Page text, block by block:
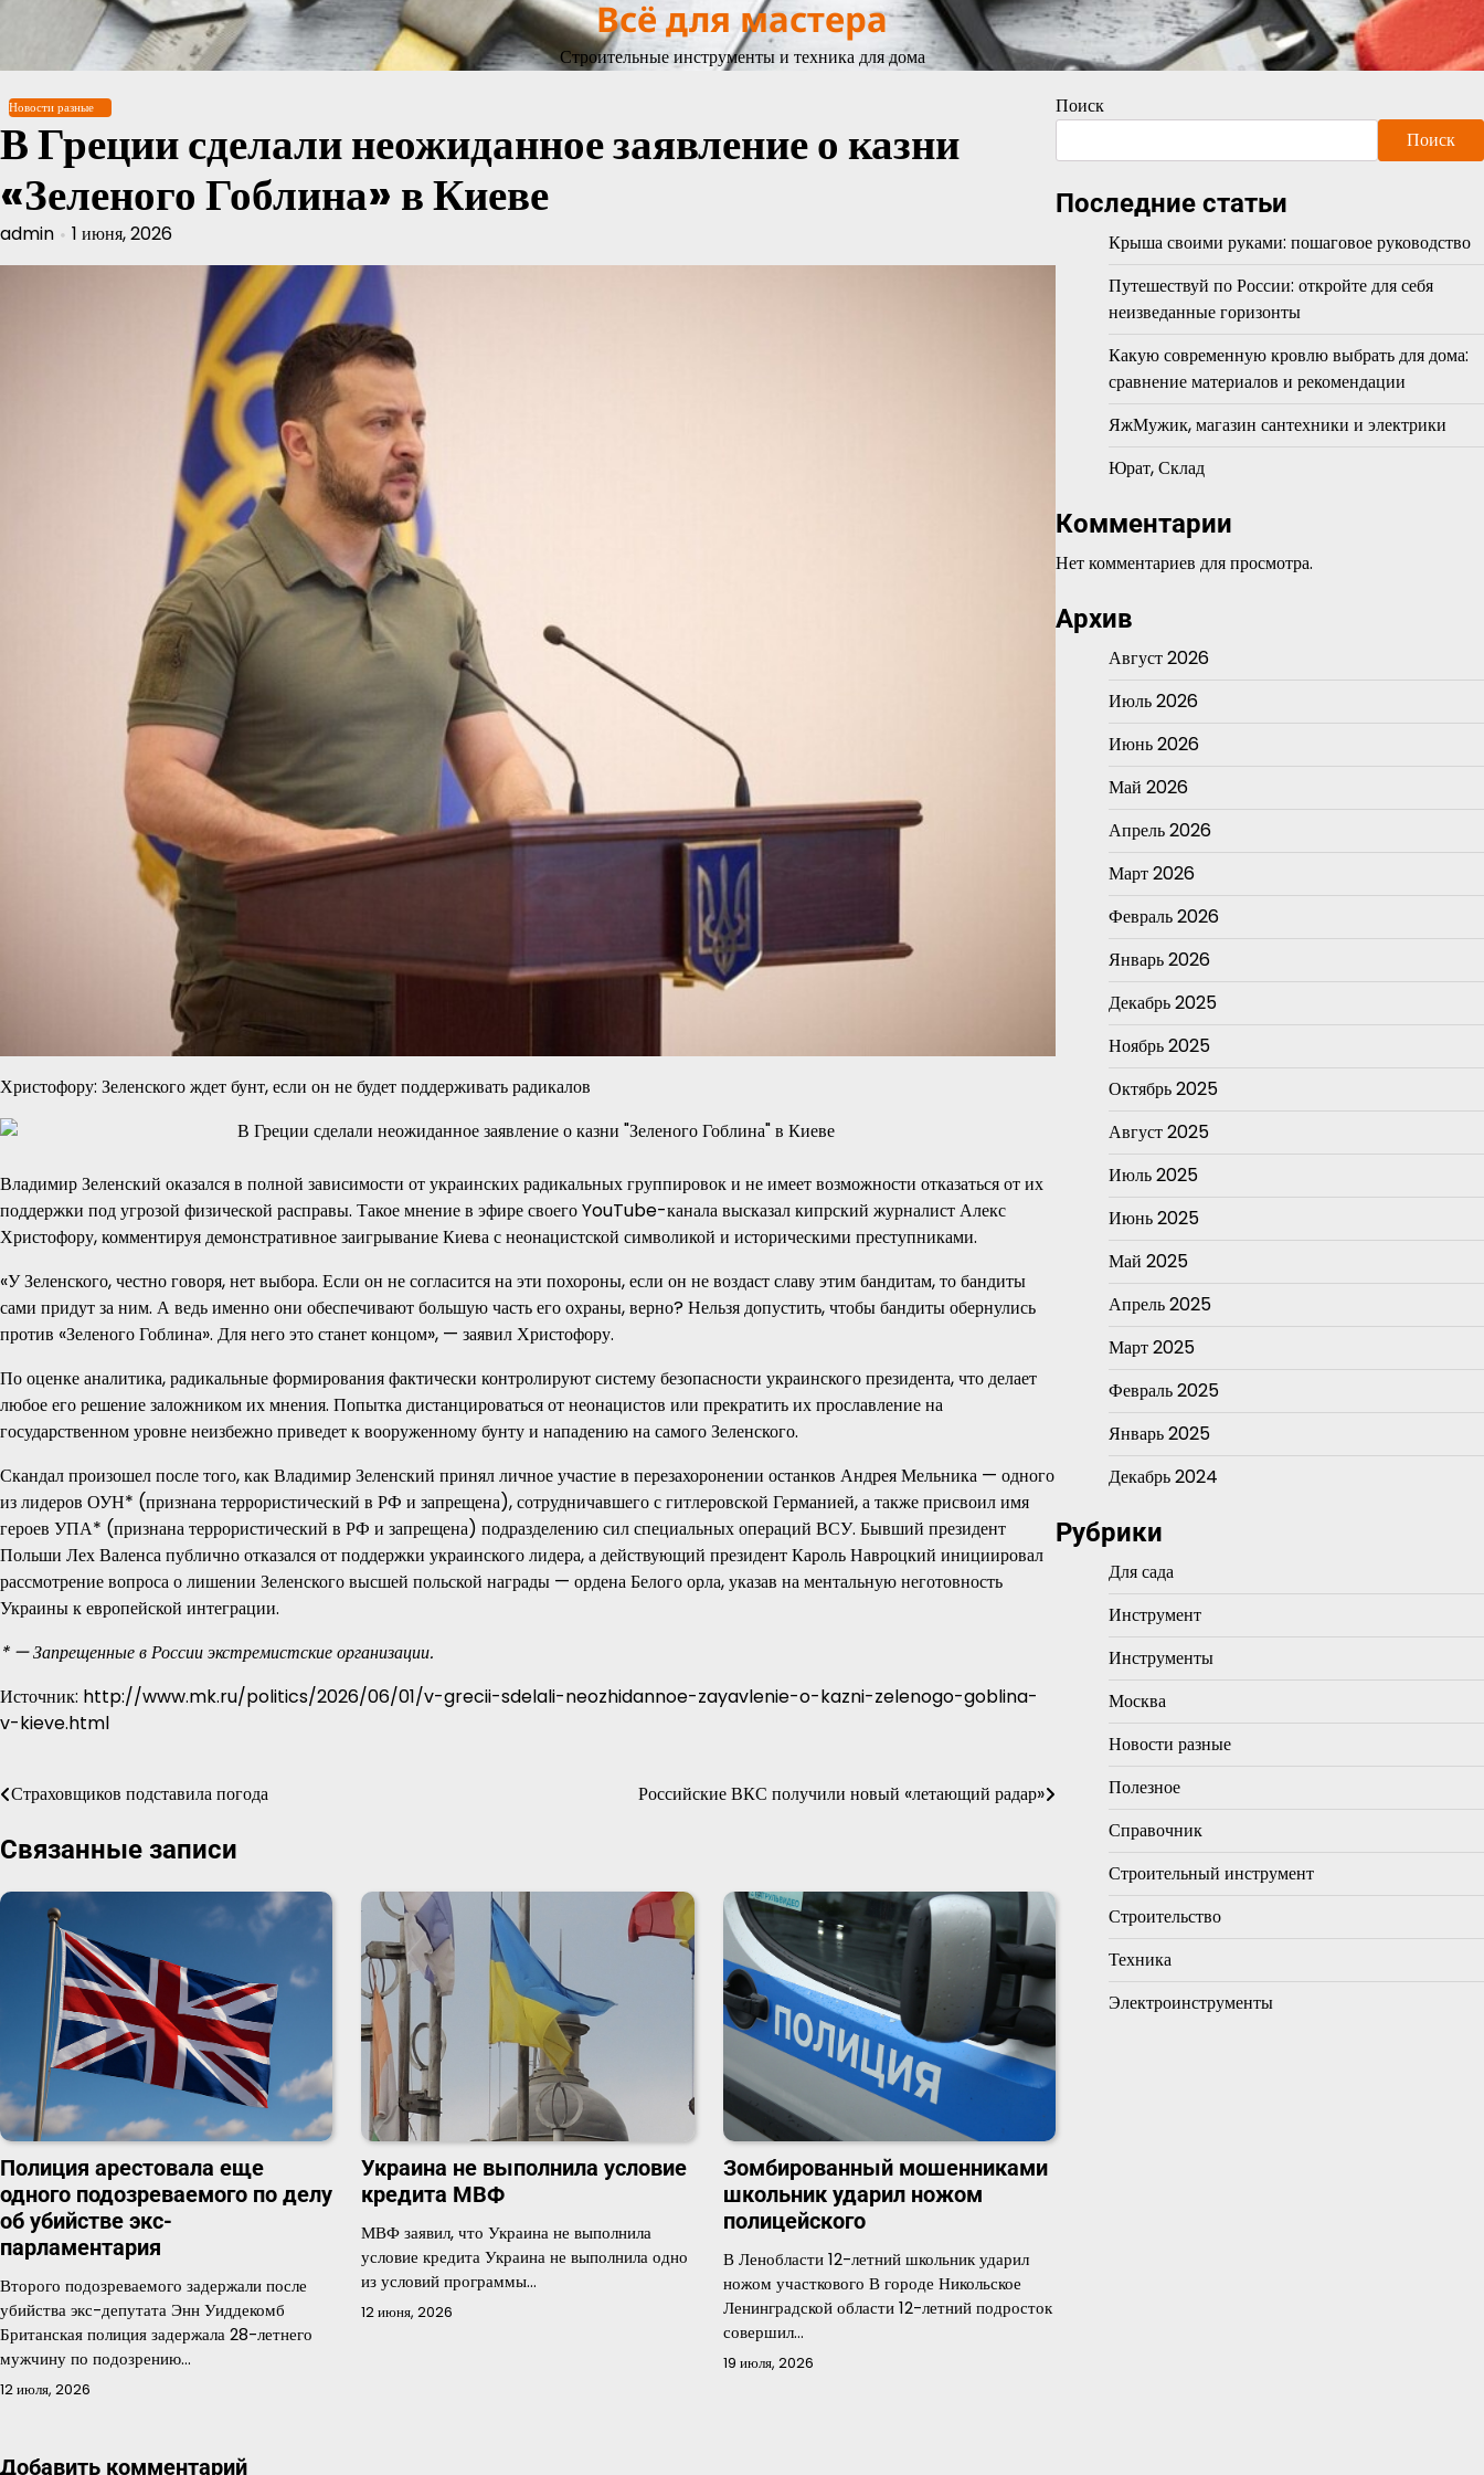
содержимому
Всё для мастера
Строительные инструменты и техника для дома
Новости разные
В Греции сделали неожиданное заявление о казни
«Зеленого Гоблина» в Киеве
admin 1 июня, 2026
Христофору: Зеленского ждет бунт, если он не будет поддерживать радикалов
Владимир Зеленский оказался в полной зависимости от украинских радикальных группировок и не имеет возможности отказаться от их
поддержки под угрозой физической расправы. Такое мнение в эфире своего YouTube-канала высказал кипрский журналист Алекс
Христофору, комментируя демонстративное заигрывание Киева с неонацистской символикой и историческими преступниками.
«У Зеленского, честно говоря, нет выбора. Если он не согласится на эти похороны, если он не воздаст славу этим бандитам, то бандиты
сами придут за ним. А ведь именно они обеспечивают большую часть его охраны, верно? Нельзя допустить, чтобы бандиты обернулись
против «Зеленого Гоблина». Для него это станет концом», — заявил Христофору.
По оценке аналитика, радикальные формирования фактически контролируют систему безопасности украинского президента, что делает
любое его решение заложником их мнения. Попытка дистанцироваться от неонацистов или прекратить их прославление на
государственном уровне неизбежно приведет к вооруженному бунту и нападению на самого Зеленского.
Скандал произошел после того, как Владимир Зеленский принял личное участие в перезахоронении останков Андрея Мельника — одного
из лидеров ОУН* (признана террористический в РФ и запрещена), сотрудничавшего с гитлеровской Германией, а также присвоил имя
героев УПА* (признана террористический в РФ и запрещена) подразделению сил специальных операций ВСУ. Бывший президент
Польши Лех Валенса публично отказался от поддержки украинского лидера, а действующий президент Кароль Навроцкий инициировал
рассмотрение вопроса о лишении Зеленского высшей польской награды — ордена Белого орла, указав на ментальную неготовность
Украины к европейской интеграции.
* — Запрещенные в России экстремистские организации.
Источник: http://www.mk.ru/politics/2026/06/01/v-grecii-sdelali-neozhidannoe-zayavlenie-o-kazni-zelenogo-goblina-
v-kieve.html
Навигация
по
Страховщиков подставила погода Российские ВКС получили новый «летающий радар»
Связанные записи
Полиция арестовала еще
одного подозреваемого по делу
об убийстве экс-
парламентария
Второго подозреваемого задержали после
убийства экс-депутата Энн Уиддекомб
Британская полиция задержала 28-летнего
мужчину по подозрению…
12 июля, 2026
Украина не выполнила условие
кредита МВФ
МВФ заявил, что Украина не выполнила
условие кредита Украина не выполнила одно
из условий программы…
12 июня, 2026
Зомбированный мошенниками
школьник ударил ножом
полицейского
В Ленобласти 12-летний школьник ударил
ножом участкового В городе Никольское
Ленинградской области 12-летний подросток
совершил…
19 июля, 2026
Добавить комментарий
Поиск
Поиск
Последние статьи
Крыша своими руками: пошаговое руководство
Путешествуй по России: откройте для себя
неизведанные горизонты
Какую современную кровлю выбрать для дома:
сравнение материалов и рекомендации
ЯжМужик, магазин сантехники и электрики
Юрат, Склад
Комментарии
Нет комментариев для просмотра.
Архив
Август 2026
Июль 2026
Июнь 2026
Май 2026
Апрель 2026
Март 2026
Февраль 2026
Январь 2026
Декабрь 2025
Ноябрь 2025
Октябрь 2025
Август 2025
Июль 2025
Июнь 2025
Май 2025
Апрель 2025
Март 2025
Февраль 2025
Январь 2025
Декабрь 2024
Рубрики
Для сада
Инструмент
Инструменты
Москва
Новости разные
Полезное
Справочник
Строительный инструмент
Строительство
Техника
Электроинструменты